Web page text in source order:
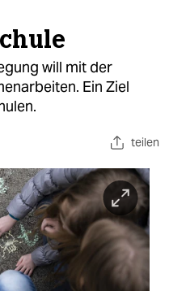
will mit der
Ein Ziel
teilen